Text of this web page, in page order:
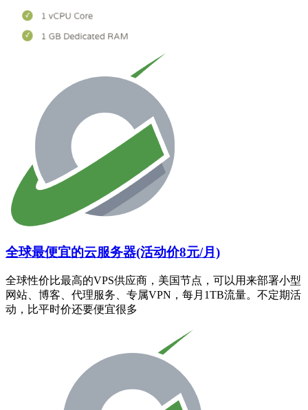
全球最便宜的云服务器(活动价8元/月)
全球性价比最高的VPS供应商，美国节点，可以用来部署小型
网站、博客、代理服务、专属VPN，每月1TB流量。不定期活
动，比平时价还要便宜很多